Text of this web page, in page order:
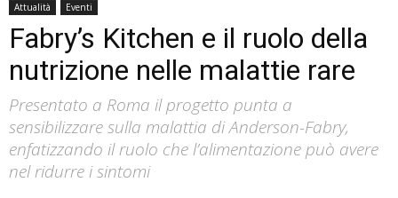
Attualità Eventi
Fabry’s Kitchen e il ruolo della
nutrizione nelle malattie rare
Presentato a Roma il progetto punta a
sensibilizzare sulla malattia di Anderson-Fabry,
enfatizzando il ruolo che l’alimentazione può avere
nel ridurre i sintomi